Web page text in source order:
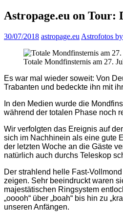
Astropage.eu on Tour:
30/07/2018 astropage.eu Astrofotos
Totale Mondfinsternis am 27.
Es war mal wieder soweit: Von
Trabanten und bedeckte ihn mit
In den Medien wurde die
während der totalen Phase noch
Wir verfolgten das Ereignis auf
sich im Nachhinein als eine gute
der letzten Woche an die Gäste
natürlich auch durchs Teleskop
Der strahlend helle Fast-
zeigen. Sehr beeindruckt waren
majestätischen Ringsystem
„ooooh“ über „boah“ bis hin zu
unseren Anfängen.